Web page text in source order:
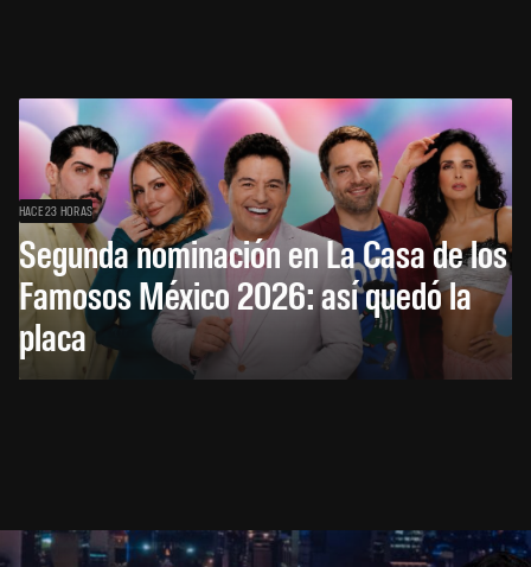
HACE 23 HORAS
Segunda nominación en La Casa de los
Famosos México 2026: así quedó la
placa